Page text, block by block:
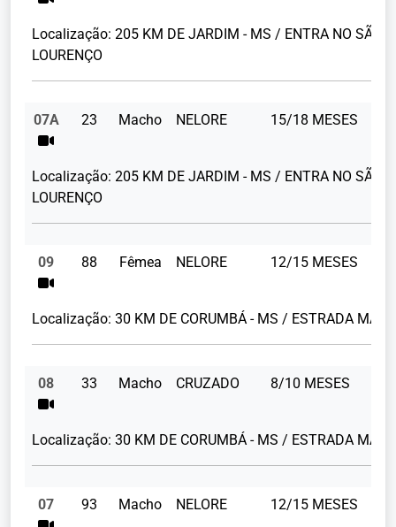
Localização: 205 KM DE JARDIM - MS / ENTRA NO SÃO
LOURENÇO
07A 23 Macho NELORE 15/18 MESES
Localização: 205 KM DE JARDIM - MS / ENTRA NO SÃO
LOURENÇO
09 88 Fêmea NELORE 12/15 MESES
Localização: 30 KM DE CORUMBÁ - MS / ESTRADA
08 33 Macho CRUZADO 8/10 MESES
Localização: 30 KM DE CORUMBÁ - MS / ESTRADA
07 93 Macho NELORE 12/15 MESES